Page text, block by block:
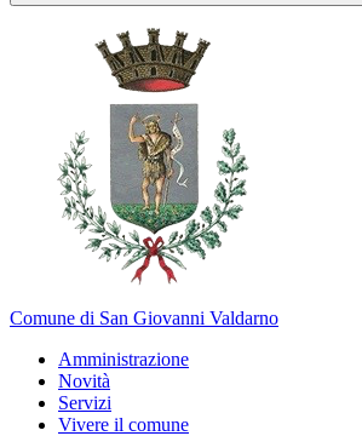
Comune di San Giovanni Valdarno
Amministrazione
Novità
Servizi
Vivere il comune